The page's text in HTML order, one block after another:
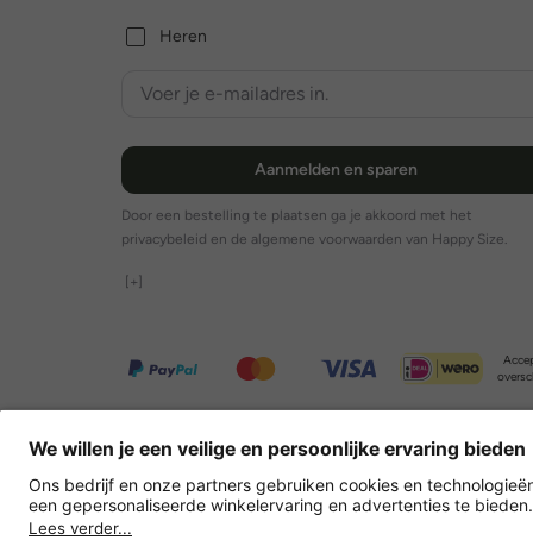
Heren
Aanmelden en sparen
Door een bestelling te plaatsen ga je akkoord met het
privacybeleid en de algemene voorwaarden van Happy Size.
[+]
Overige webwinkels
Nederland